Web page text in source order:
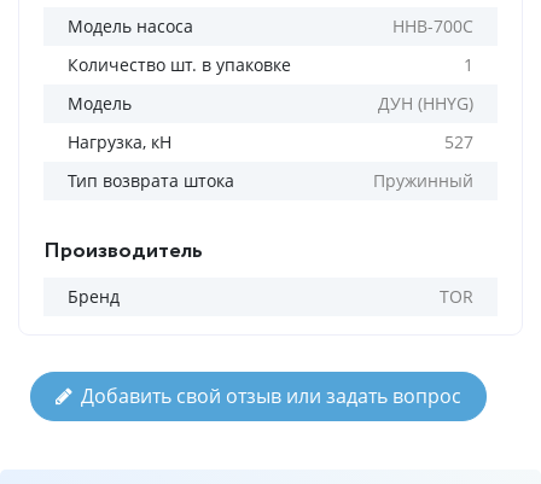
Модель насоса
HHB-700C
Количество шт. в упаковке
1
Модель
ДУН (HHYG)
Нагрузка, кН
527
Тип возврата штока
Пружинный
Производитель
Бренд TOR
Добавить свой отзыв или задать вопрос